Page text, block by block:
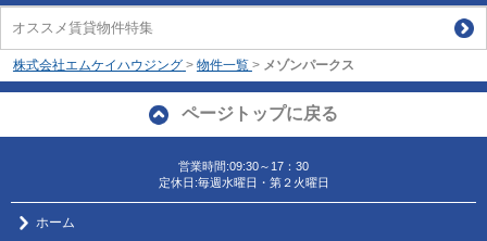
オススメ賃貸物件特集
株式会社エムケイハウジング > 物件一覧 > メゾンパークス
ページトップに戻る
営業時間:09:30～17：30
定休日:毎週水曜日・第２火曜日
ホーム